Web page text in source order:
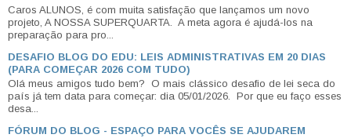
Caros ALUNOS, é com muita satisfação que lançamos um novo
projeto, A NOSSA SUPERQUARTA. A meta agora é ajudá-los na
preparação para pro...
DESAFIO BLOG DO EDU: LEIS ADMINISTRATIVAS EM 20 DIAS
(PARA COMEÇAR 2026 COM TUDO)
Olá meus amigos tudo bem? O mais clássico desafio de lei seca do
país já tem data para começar: dia 05/01/2026. Por que eu faço esses
desa...
FÓRUM DO BLOG - ESPAÇO PARA VOCÊS SE AJUDAREM